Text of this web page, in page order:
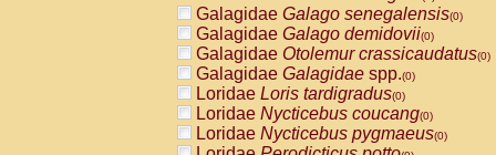
Galagidae Galago senegalensis(0)
Galagidae Galago demidovii(0)
Galagidae Otolemur crassicaudatus(0)
Galagidae Galagidae spp.(0)
Loridae Loris tardigradus(0)
Loridae Nycticebus coucang(0)
Loridae Nycticebus pygmaeus(0)